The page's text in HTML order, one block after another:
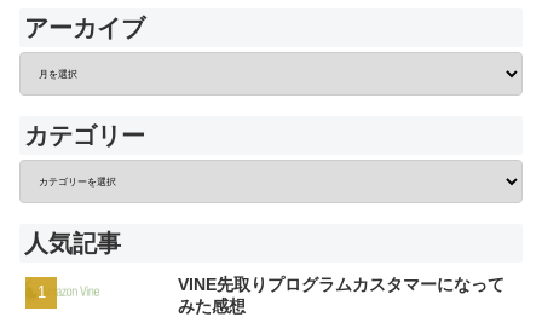
アーカイブ
カテゴリー
人気記事
VINE先取りプログラムカスタマーになって
みた感想